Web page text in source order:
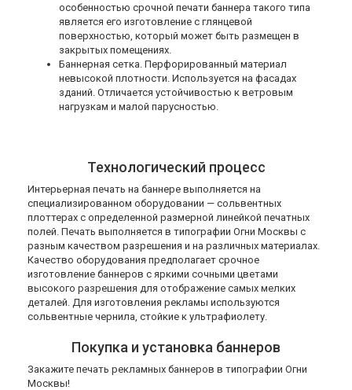
особенностью срочной печати баннера такого типа
является его изготовление с глянцевой
поверхностью, который может быть размещен в
закрытых помещениях.
Баннерная сетка. Перфорированный материал
невысокой плотности. Используется на фасадах
зданий. Отличается устойчивостью к ветровым
нагрузкам и малой парусностью.
Технологический процесс
Интерьерная печать на баннере выполняется на
специализированном оборудовании — сольвентных
плоттерах с определенной размерной линейкой печатных
полей. Печать выполняется в типографии Огни Москвы с
разным качеством разрешения и на различных материалах.
Качество оборудования предполагает срочное
изготовление баннеров с яркими сочными цветами
высокого разрешения для отображение самых мелких
деталей. Для изготовления рекламы используются
сольвентные чернила, стойкие к ультрафиолету.
Покупка и установка баннеров
Закажите печать рекламных баннеров в типографии Огни
Москвы!